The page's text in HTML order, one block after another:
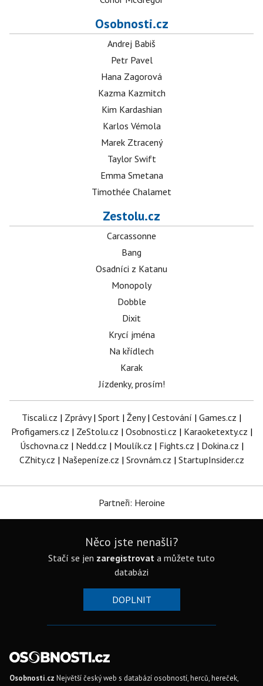
Osobnosti.cz
Andrej Babiš
Petr Pavel
Hana Zagorová
Kazma Kazmitch
Kim Kardashian
Karlos Vémola
Marek Ztracený
Taylor Swift
Emma Smetana
Timothée Chalamet
Zestolu.cz
Carcassonne
Bang
Osadníci z Katanu
Monopoly
Dobble
Dixit
Krycí jména
Na křídlech
Karak
Jízdenky, prosím!
Tiscali.cz | Zprávy| Sport | Ženy| Cestování | Games.cz |
Profigamers.cz | ZeStolu.cz | Osobnosti.cz | Karaoketexty.cz |
Úschovna.cz | Nedd.cz | Moulík.cz | Fights.cz | Dokina.cz |
CZhity.cz | Našepeníze.cz | Srovnám.cz | StartupInsider.cz
Partneři: Heroine
Něco jste nenašli?
Stačí se jen zaregistrovat a můžete tuto
databázi
DOPLNIT
Osobnosti.cz Největší český web s databází osobností, herců, hereček,